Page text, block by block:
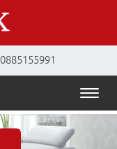
0885155991